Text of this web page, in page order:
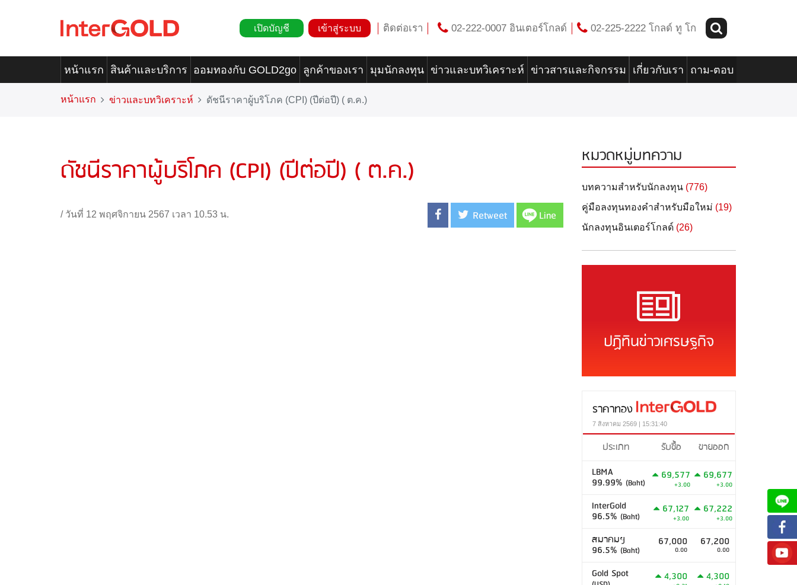
เปิดบัญชี เข้าสู่ระบบ ติดต่อเรา 02-222-0007 อินเตอร์โกลด์ 02-225-2222 โกลด์ ทู โก
หน้าแรก สินค้าและบริการ ออมทองกับ GOLD2go ลูกค้าของเรา มุมนักลงทุน ข่าวและบทวิเคราะห์ ข่าวสารและกิจกรรม เกี่ยวกับเรา ถาม-ตอบ
หน้าแรก ข่าวและบทวิเคราะห์ ดัชนีราคาผู้บริโภค (CPI) (ปีต่อปี) ( ต.ค.)
ดัชนีราคาผู้บริโภค (CPI) (ปีต่อปี) ( ต.ค.)
/ วันที่ 12 พฤศจิกายน 2567 เวลา 10.53 น. Retweet Line
หมวดหมู่บทความ
บทความสำหรับนักลงทุน (776)
คู่มือลงทุนทองคำสำหรับมือใหม่ (19)
นักลงทุนอินเตอร์โกลด์ (26)
ปฏิทินข่าวเศรษฐกิจ
ราคาทอง
7 สิงหาคม 2569 | 15:31:40
ประเภท รับซื้อ
ขายออก
LBMA
99.99% (Baht)
69,577
+3.00
69,677
+3.00
InterGold
96.5% (Baht)
67,127
+3.00
67,222
+3.00
สมาคมฯ
96.5% (Baht)
67,000
0.00
67,200
0.00
Gold Spot 4,300 4,300